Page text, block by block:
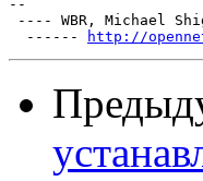
--
---- WBR, Michael
------
http://